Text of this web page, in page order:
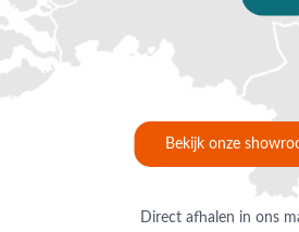
Bekijk onze
Direct afhalen in ons